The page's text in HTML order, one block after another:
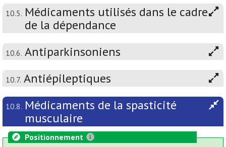
10.5. Médicaments utilisés dans le cadre
de la dépendance
10.6. Antiparkinsoniens
10.7. Antiépileptiques
10.8. Médicaments de la spasticité
musculaire
Positionnement